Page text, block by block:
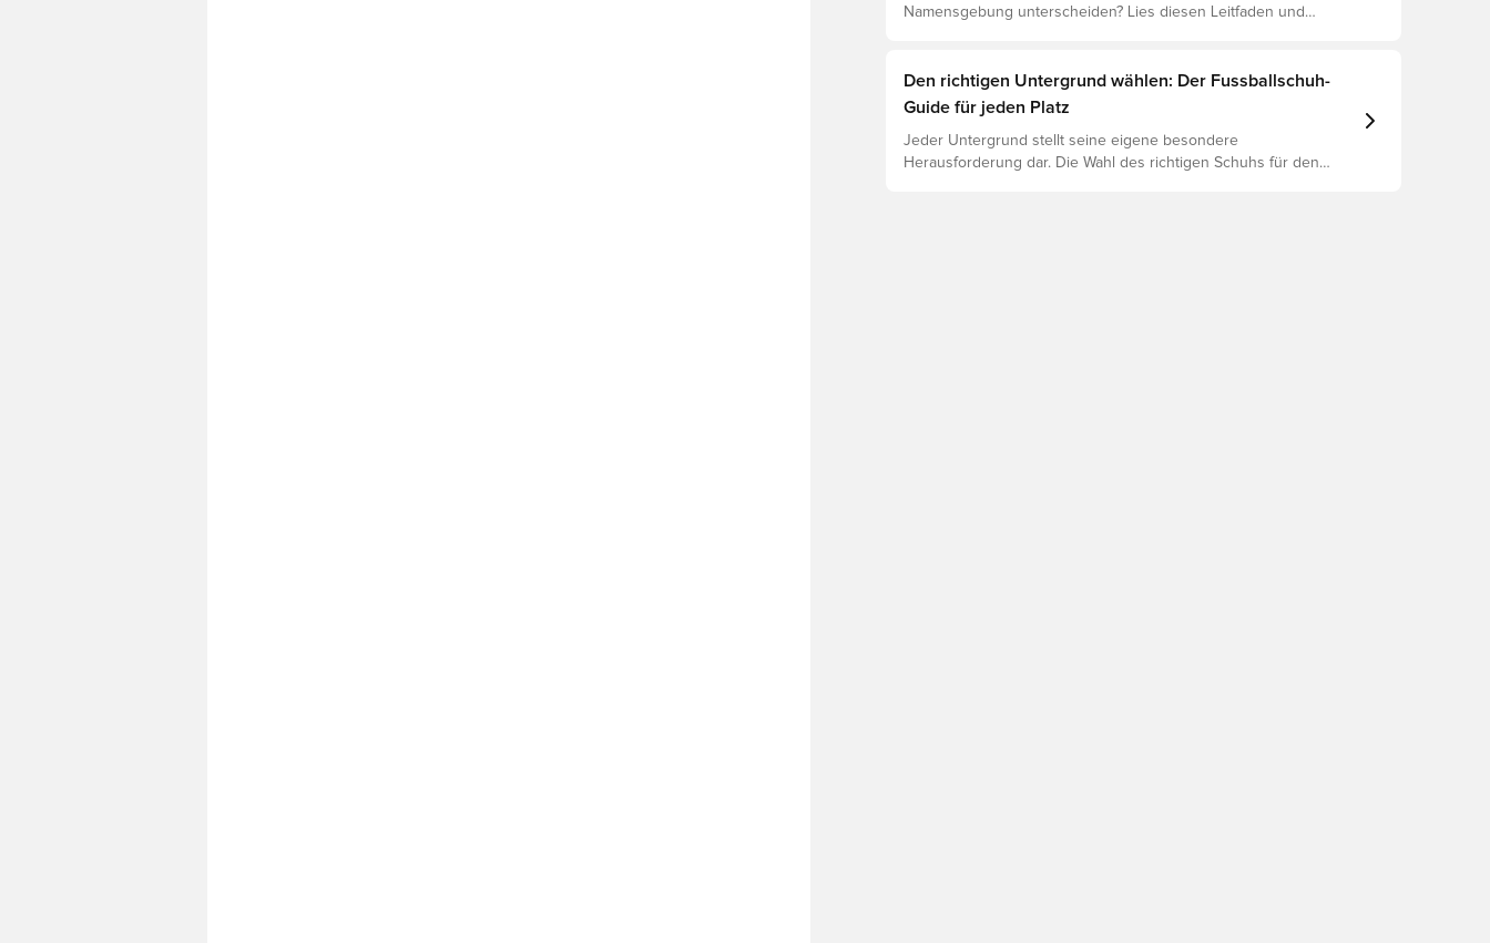
Namensgebung unterscheiden? Lies diesen Leitfaden und
Den richtigen Untergrund wählen: Der Fussballschuh-
Guide für jeden Platz
Jeder Untergrund stellt seine eigene besondere
Herausforderung dar. Die Wahl des richtigen Schuhs für den